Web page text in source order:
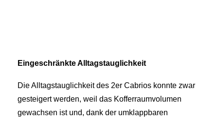
Eingeschränkte Alltagstauglichkeit
Die Alltagstauglichkeit des 2er Cabrios konnte zwar
gesteigert werden, weil das Kofferraumvolumen
gewachsen ist und, dank der umklappbaren